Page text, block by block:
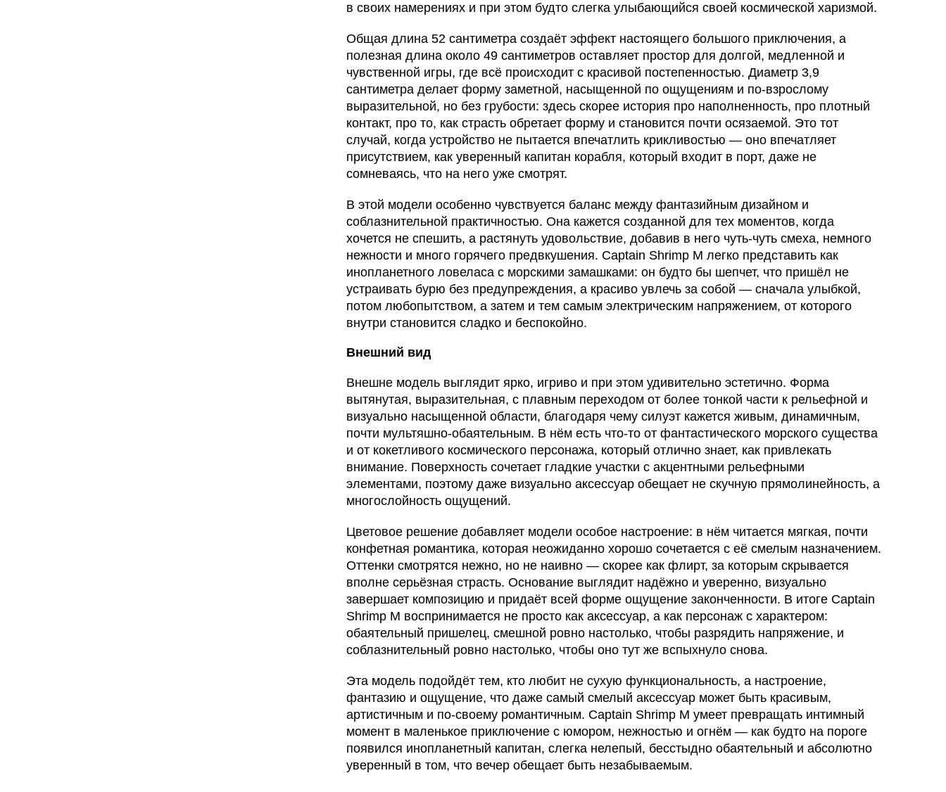
в своих намерениях и при этом будто слегка улыбающийся своей космической харизмой.
Общая длина 52 сантиметра создаёт эффект настоящего большого приключения, а
полезная длина около 49 сантиметров оставляет простор для долгой, медленной и
чувственной игры, где всё происходит с красивой постепенностью. Диаметр 3,9
сантиметра делает форму заметной, насыщенной по ощущениям и по-взрослому
выразительной, но без грубости: здесь скорее история про наполненность, про плотный
контакт, про то, как страсть обретает форму и становится почти осязаемой. Это тот
случай, когда устройство не пытается впечатлить крикливостью — оно впечатляет
присутствием, как уверенный капитан корабля, который входит в порт, даже не
сомневаясь, что на него уже смотрят.
В этой модели особенно чувствуется баланс между фантазийным дизайном и
соблазнительной практичностью. Она кажется созданной для тех моментов, когда
хочется не спешить, а растянуть удовольствие, добавив в него чуть-чуть смеха, немного
нежности и много горячего предвкушения. Captain Shrimp M легко представить как
инопланетного ловеласа с морскими замашками: он будто бы шепчет, что пришёл не
устраивать бурю без предупреждения, а красиво увлечь за собой — сначала улыбкой,
потом любопытством, а затем и тем самым электрическим напряжением, от которого
внутри становится сладко и беспокойно.
Внешний вид
Внешне модель выглядит ярко, игриво и при этом удивительно эстетично. Форма
вытянутая, выразительная, с плавным переходом от более тонкой части к рельефной и
визуально насыщенной области, благодаря чему силуэт кажется живым, динамичным,
почти мультяшно-обаятельным. В нём есть что-то от фантастического морского существа
и от кокетливого космического персонажа, который отлично знает, как привлекать
внимание. Поверхность сочетает гладкие участки с акцентными рельефными
элементами, поэтому даже визуально аксессуар обещает не скучную прямолинейность, а
многослойность ощущений.
Цветовое решение добавляет модели особое настроение: в нём читается мягкая, почти
конфетная романтика, которая неожиданно хорошо сочетается с её смелым назначением.
Оттенки смотрятся нежно, но не наивно — скорее как флирт, за которым скрывается
вполне серьёзная страсть. Основание выглядит надёжно и уверенно, визуально
завершает композицию и придаёт всей форме ощущение законченности. В итоге Captain
Shrimp M воспринимается не просто как аксессуар, а как персонаж с характером:
обаятельный пришелец, смешной ровно настолько, чтобы разрядить напряжение, и
соблазнительный ровно настолько, чтобы оно тут же вспыхнуло снова.
Эта модель подойдёт тем, кто любит не сухую функциональность, а настроение,
фантазию и ощущение, что даже самый смелый аксессуар может быть красивым,
артистичным и по-своему романтичным. Captain Shrimp M умеет превращать интимный
момент в маленькое приключение с юмором, нежностью и огнём — как будто на пороге
появился инопланетный капитан, слегка нелепый, бесстыдно обаятельный и абсолютно
уверенный в том, что вечер обещает быть незабываемым.